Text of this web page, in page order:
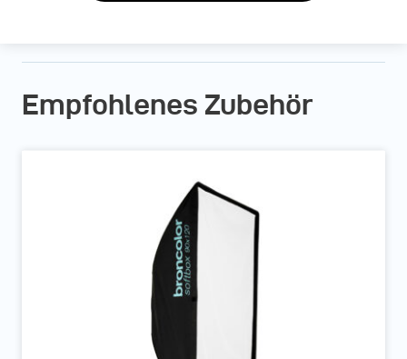
Empfohlenes Zubehör